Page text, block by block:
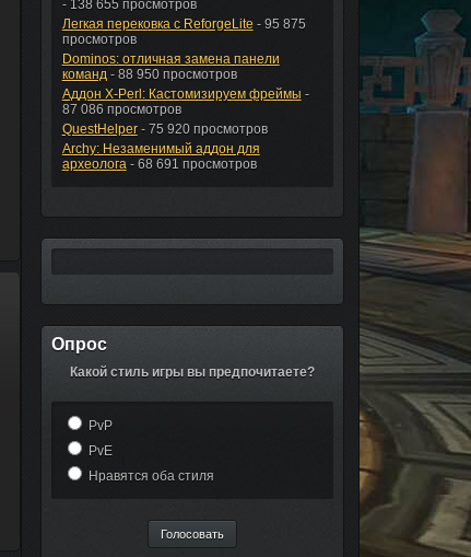
- 138 655 просмотров
Легкая перековка с ReforgeLite - 95 875
просмотров
Dominos: отличная замена панели
команд- 88 950 просмотров
Аддон X-Perl: Кастомизируем фреймы -
87 086 просмотров
QuestHelper- 75 920 просмотров
Archy: Незаменимый аддон для
археолога- 68 691 просмотров
Опрос
Какой стиль игры вы предпочитаете?
PvP
PvE
Нравятся оба стиля